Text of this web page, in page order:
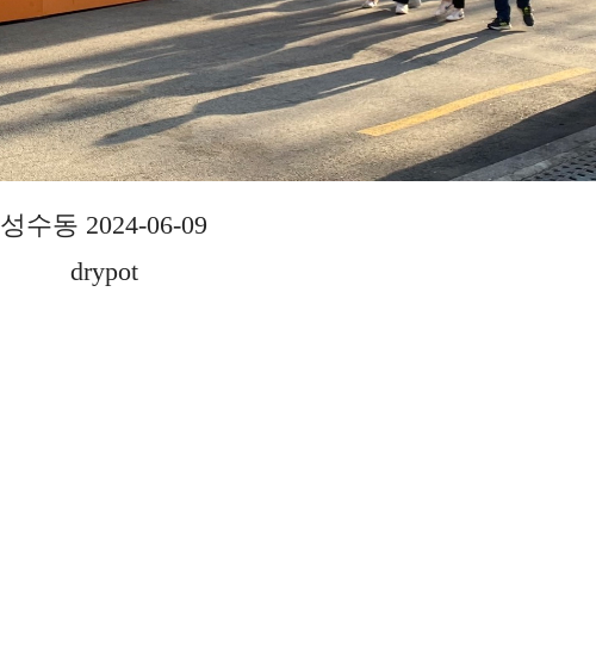
성수동 2024-06-09
drypot